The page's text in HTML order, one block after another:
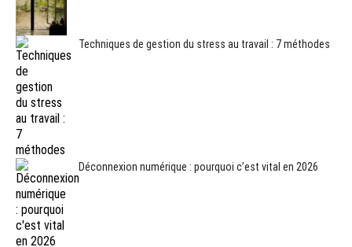
Techniques de gestion du stress au travail : 7 méthodes
Déconnexion numérique : pourquoi c’est vital en 2026